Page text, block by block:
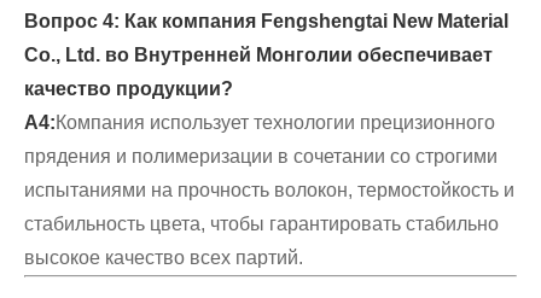
Вопрос 4: Как компания Fengshengtai New Material
Co., Ltd. во Внутренней Монголии обеспечивает
качество продукции?
А4:Компания использует технологии прецизионного
прядения и полимеризации в сочетании со строгими
испытаниями на прочность волокон, термостойкость и
стабильность цвета, чтобы гарантировать стабильно
высокое качество всех партий.